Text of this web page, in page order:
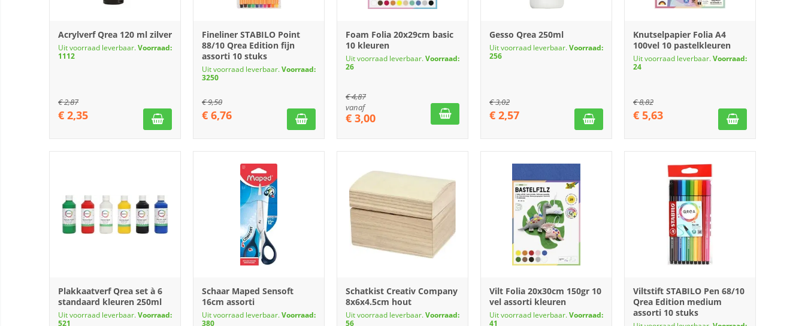
Acrylverf Qrea 120 ml zilver
Uit voorraad leverbaar.Voorraad:
1112
€2,87
€ 2,35
Fineliner STABILO Point
88/10 Qrea Edition fijn
assorti 10 stuks
Uit voorraad leverbaar.Voorraad:
3250
€9,50
€ 6,76
Foam Folia 20x29cm basic
10 kleuren
Uit voorraad leverbaar.Voorraad:
26
€4,87
vanaf
€ 3,00
Gesso Qrea 250ml
Uit voorraad leverbaar.Voorraad:
256
€3,02
€ 2,57
Knutselpapier Folia A4
100vel 10 pastelkleuren
Uit voorraad leverbaar.Voorraad:
24
€8,82
€ 5,63
Plakkaatverf Qrea set à 6
standaard kleuren 250ml
Uit voorraad leverbaar.Voorraad:
521
Schaar Maped Sensoft
16cm assorti
Uit voorraad leverbaar.Voorraad:
380
Schatkist Creativ Company
8x6x4.5cm hout
Uit voorraad leverbaar.Voorraad:
56
Vilt Folia 20x30cm 150gr 10
vel assorti kleuren
Uit voorraad leverbaar.Voorraad:
41
Viltstift STABILO Pen 68/10
Qrea Edition medium
assorti 10 stuks